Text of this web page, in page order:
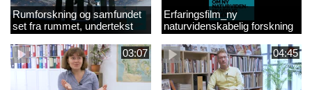
Rumforskning og samfundet
set fra rummet, undertekst
Erfaringsfilm_ny
naturvidenskabelig forskning
03:07 04:45